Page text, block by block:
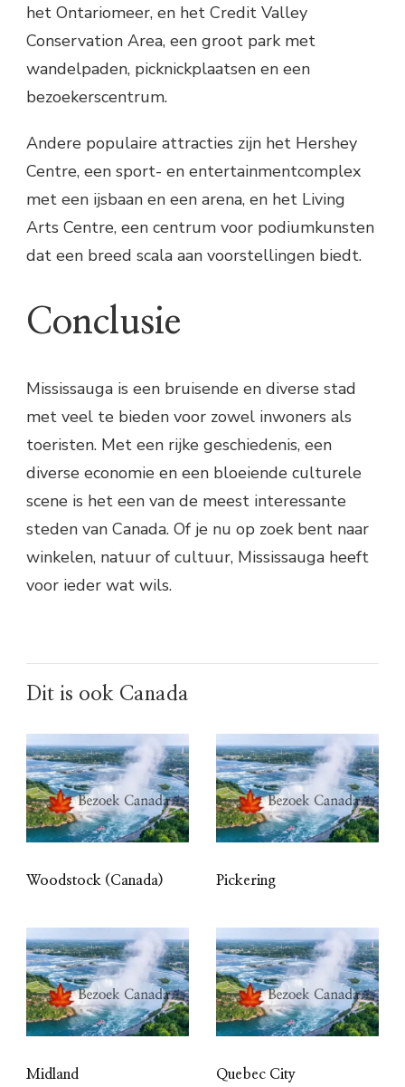
het Ontariomeer, en het Credit Valley
Conservation Area, een groot park met
wandelpaden, picknickplaatsen en een
bezoekerscentrum.
Andere populaire attracties zijn het Hershey
Centre, een sport- en entertainmentcomplex
met een ijsbaan en een arena, en het Living
Arts Centre, een centrum voor podiumkunsten
dat een breed scala aan voorstellingen biedt.
Conclusie
Mississauga is een bruisende en diverse stad
met veel te bieden voor zowel inwoners als
toeristen. Met een rijke geschiedenis, een
diverse economie en een bloeiende culturele
scene is het een van de meest interessante
steden van Canada. Of je nu op zoek bent naar
winkelen, natuur of cultuur, Mississauga heeft
voor ieder wat wils.
Dit is ook Canada
Woodstock (Canada) Pickering
Midland Quebec City